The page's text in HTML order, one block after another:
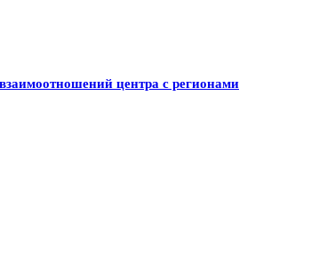
центра с регионами